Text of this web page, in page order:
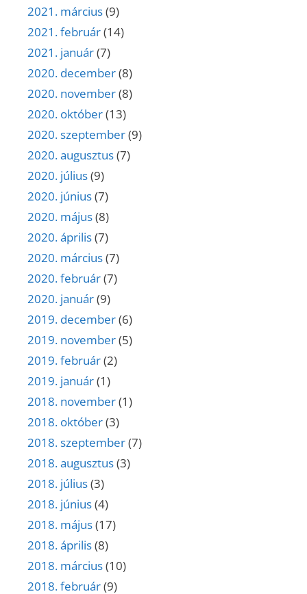
2021. március(9)
2021. február(14)
2021. január(7)
2020. december(8)
2020. november(8)
2020. október(13)
2020. szeptember(9)
2020. augusztus(7)
2020. július(9)
2020. június(7)
2020. május(8)
2020. április(7)
2020. március(7)
2020. február(7)
2020. január(9)
2019. december(6)
2019. november(5)
2019. február(2)
2019. január(1)
2018. november(1)
2018. október(3)
2018. szeptember(7)
2018. augusztus(3)
2018. július(3)
2018. június(4)
2018. május(17)
2018. április(8)
2018. március(10)
2018. február(9)